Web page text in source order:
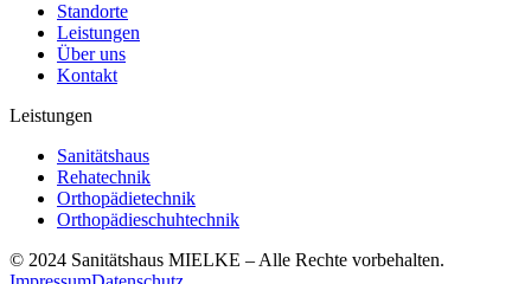
Standorte
Leistungen
Über uns
Kontakt
Leistungen
Sanitätshaus
Rehatechnik
Orthopädietechnik
Orthopädieschuhtechnik
© 2024 Sanitätshaus MIELKE – Alle Rechte vorbehalten.